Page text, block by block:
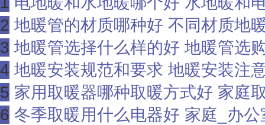
2 地暖管的材质哪种好 不同材质地
3 地暖管选择什么样的好 地暖管选
4 地暖安装规范和要求 地暖安装注
5 家用取暖器哪种取暖方式好 家庭
6 冬季取暖用什么电器好 家庭_办公室_公共场所_